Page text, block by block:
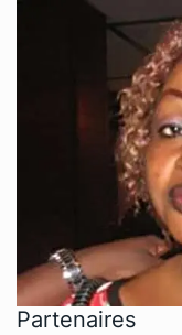
Partenaires